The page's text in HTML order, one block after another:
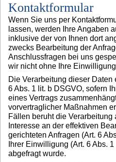
Kontaktformular
Wenn Sie uns per
lassen, werden Ihre Angaben
inklusive der von Ihnen dort
zwecks Bearbeitung der
Anschlussfragen bei uns
wir nicht ohne Ihre
Die Verarbeitung dieser Daten
6 Abs. 1 lit. b DSGVO, sofern
eines Vertrags
vorvertraglicher Maßnahmen
Fällen beruht die Verarbeitung
Interesse an der effektiven
gerichteten Anfragen (Art. 6
Ihrer Einwilligung (Art. 6 Abs.
abgefragt wurde.